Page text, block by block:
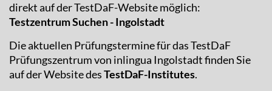
direkt auf der TestDaF-Website möglich:
Testzentrum Suchen - Ingolstadt
Die aktuellen Prüfungstermine für das TestDaF
Prüfungszentrum von inlingua Ingolstadt finden Sie
auf der Website desTestDaF-Institutes.